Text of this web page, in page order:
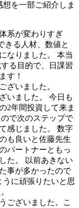
を一部ご紹介しま
系が変わりすぎ
きる人材、数値と
りました。 本当
る目的で、日課習
す！
ざいました。
いました。 今日も
2年間投資して来ま
で次のステップで
感じました。 数字
も良いと佐藤先生
パートナーともっ
た。 以前あきない
事が多かったので
に頑張りたいと思
ございました。こ